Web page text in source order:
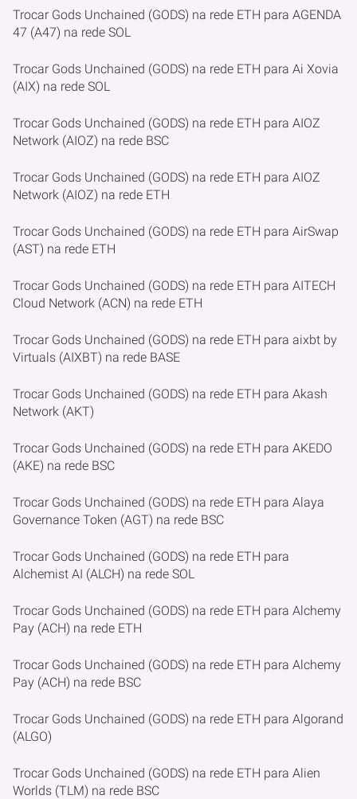
Trocar Gods Unchained (GODS) na rede ETH para AGENDA
47 (A47) na rede SOL
Trocar Gods Unchained (GODS) na rede ETH para Ai Xovia
(AIX) na rede SOL
Trocar Gods Unchained (GODS) na rede ETH para AIOZ
Network (AIOZ) na rede BSC
Trocar Gods Unchained (GODS) na rede ETH para AIOZ
Network (AIOZ) na rede ETH
Trocar Gods Unchained (GODS) na rede ETH para AirSwap
(AST) na rede ETH
Trocar Gods Unchained (GODS) na rede ETH para AITECH
Cloud Network (ACN) na rede ETH
Trocar Gods Unchained (GODS) na rede ETH para aixbt by
Virtuals (AIXBT) na rede BASE
Trocar Gods Unchained (GODS) na rede ETH para Akash
Network (AKT)
Trocar Gods Unchained (GODS) na rede ETH para AKEDO
(AKE) na rede BSC
Trocar Gods Unchained (GODS) na rede ETH para Alaya
Governance Token (AGT) na rede BSC
Trocar Gods Unchained (GODS) na rede ETH para
Alchemist AI (ALCH) na rede SOL
Trocar Gods Unchained (GODS) na rede ETH para Alchemy
Pay (ACH) na rede ETH
Trocar Gods Unchained (GODS) na rede ETH para Alchemy
Pay (ACH) na rede BSC
Trocar Gods Unchained (GODS) na rede ETH para Algorand
(ALGO)
Trocar Gods Unchained (GODS) na rede ETH para Alien
Worlds (TLM) na rede BSC